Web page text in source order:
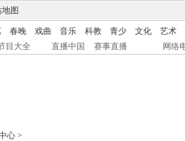
地图
春晚 戏曲 音乐 科教 青少 文化
艺术
目大全 直播中国 赛事直播 网络
心 >